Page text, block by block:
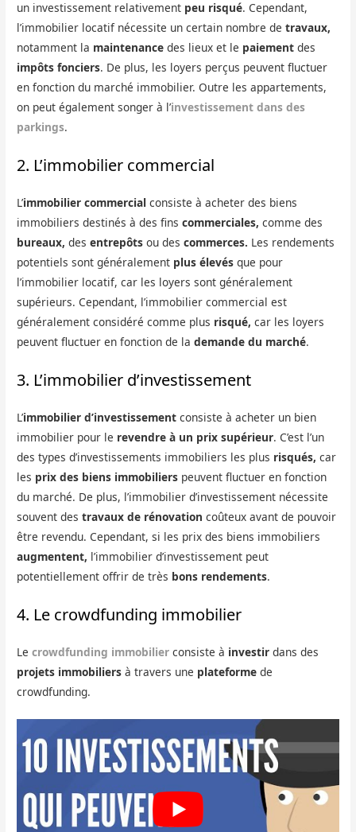
un investissement relativement peu risqué. Cependant,
l’immobilier locatif nécessite un certain nombre detravaux,
notamment la maintenance des lieux et le paiement des
impôts fonciers. De plus, les loyers perçus peuvent fluctuer
en fonction du marché immobilier. Outre les appartements,
on peut également songer à l’investissement dans des
parkings.
2. L’immobilier commercial
L’immobilier commercial consiste à acheter des biens
immobiliers destinés à des finscommerciales, comme des
bureaux, desentrepôts ou descommerces. Les rendements
potentiels sont généralement plus élevés que pour
l’immobilier locatif, car les loyers sont généralement
supérieurs. Cependant, l’immobilier commercial est
généralement considéré comme plus risqué, car les loyers
peuvent fluctuer en fonction de lademande du marché.
3. L’immobilier d’investissement
L’immobilier d’investissement consiste à acheter un bien
immobilier pour le revendre à un prix supérieur. C’est l’un
des types d’investissements immobiliers les plus risqués, car
les prix des biens immobiliers peuvent fluctuer en fonction
du marché. De plus, l’immobilier d’investissement nécessite
souvent des travaux de rénovation coûteux avant de pouvoir
être revendu. Cependant, si les prix des biens immobiliers
augmentent, l’immobilier d’investissement peut
potentiellement offrir de très bons rendements.
4. Le crowdfunding immobilier
Le crowdfunding immobilier consiste à investir dans des
projets immobiliers à travers une plateforme de
crowdfunding.